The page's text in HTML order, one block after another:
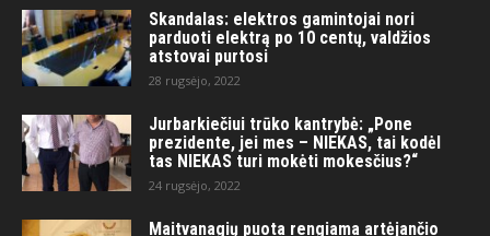
Skandalas: elektros gamintojai nori
parduoti elektrą po 10 centų, valdžios
atstovai purtosi
28 rugsėjo, 2022
Jurbarkiečiui trūko kantrybė: „Pone
prezidente, jei mes – NIEKAS, tai kodėl
tas NIEKAS turi mokėti mokesčius?“
24 rugsėjo, 2022
Maitvanagių puota rengiama artėjančio